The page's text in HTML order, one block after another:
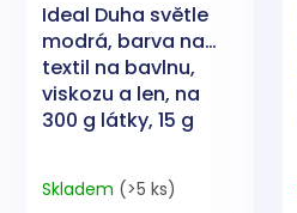
Ideal Duha světle
modrá, barva na
textil na bavlnu,
viskozu a len, na
300 g látky, 15 g
Skladem (>5 ks)